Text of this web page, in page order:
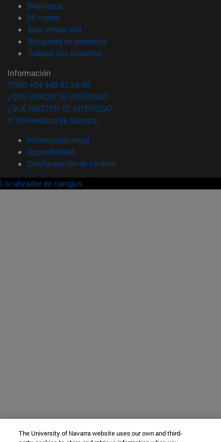
Biblioteca
Mi correo(abre en nueva ventana)
Aula virtual ADI
Búsqueda de personas(abre en nueva ventana)
Trabaja con nosotros(abre en nueva ventana)
Información
TFNO +34 948 42 56 00
¿QUÉ GRADO TE INTERESA?
¿QUÉ MÁSTER TE INTERESA?
© Universidad de Navarra
Información legal
Accesibilidad
Configuración de cookies
Localizador de campus
The University of Navarra website uses our own and third-